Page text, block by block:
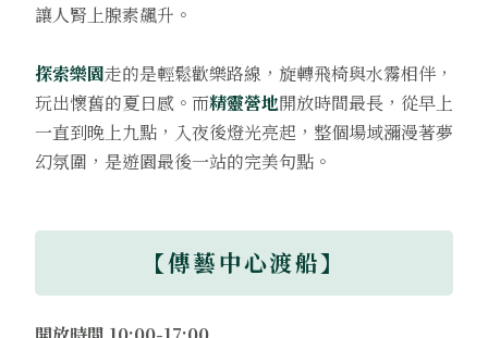
讓人腎上腺素飆升。
探索樂園走的是輕鬆歡樂路線，旋轉飛椅與水霧相伴，
玩出懷舊的夏日感。而精靈營地開放時間最長，從早上
一直到晚上九點，入夜後燈光亮起，整個場域瀰漫著夢
幻氛圍，是遊園最後一站的完美句點。
【傳藝中心渡船】